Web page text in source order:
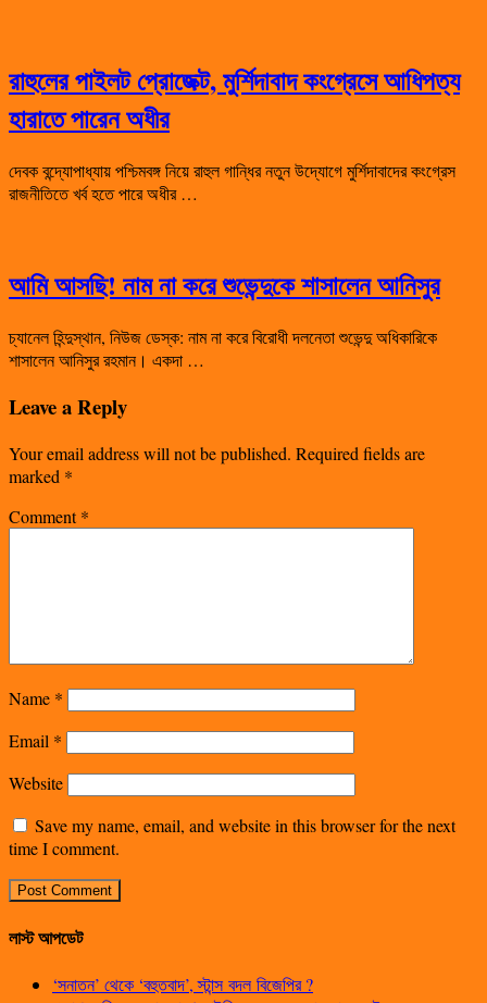
রাহুলের পাইলট প্রোজেক্ট, মুর্শিদাবাদ কংগ্রেসে আধিপত্য
হারাতে পারেন অধীর
দেবক বন্দ্যোপাধ্যায় পশ্চিমবঙ্গ নিয়ে রাহুল গান্ধির নতুন উদ্যোগে মুর্শিদাবাদের কংগ্রেস
রাজনীতিতে খর্ব হতে পারে অধীর …
আমি আসছি! নাম না করে শুভেন্দুকে শাসালেন আনিসুর
চ্যানেল হিন্দুস্থান, নিউজ ডেস্ক: নাম না করে বিরোধী দলনেতা শুভেন্দু অধিকারিকে
শাসালেন আনিসুর রহমান। একদা …
Leave a Reply
Your email address will not be published. Required fields are
marked *
Comment*
Name *
Email *
Website
Save my name, email, and website in this browser for the next
time I comment.
লাস্ট আপডেট
‘সনাতন’ থেকে ‘বহুতবাদ’, স্টান্স বদল বিজেপির ?